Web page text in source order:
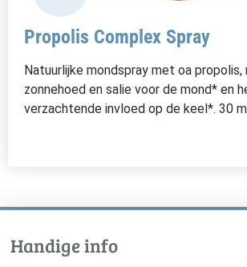
Propolis Complex Spray
Natuurlijke mondspray met oa propolis,
zonnehoed en salie voor de mond* en
verzachtende invloed op de keel*. 30
Handige info